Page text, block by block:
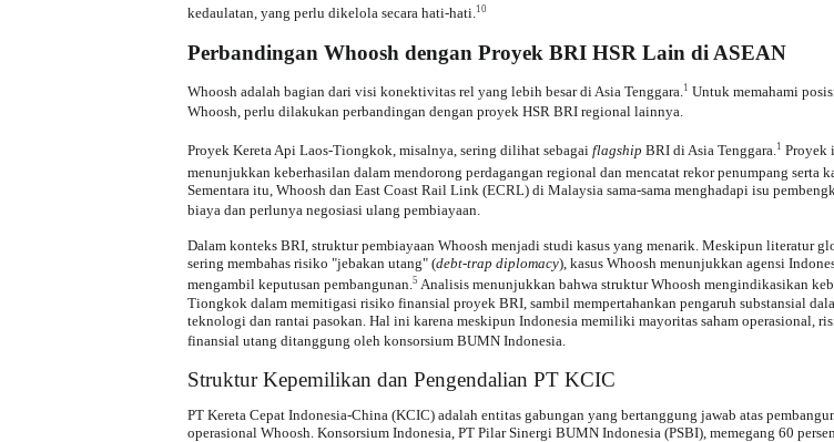
kedaulatan, yang perlu dikelola secara hati-hati.10
Perbandingan Whoosh dengan Proyek BRI HSR Lain di ASEAN
Whoosh adalah bagian dari visi konektivitas rel yang lebih besar di Asia Tenggara.1 Untuk memahami
Whoosh, perlu dilakukan perbandingan dengan proyek HSR BRI regional lainnya.
Proyek Kereta Api Laos-Tiongkok, misalnya, sering dilihat sebagai flagship BRI di Asia Tenggara.1 Proyek
menunjukkan keberhasilan dalam mendorong perdagangan regional dan mencatat rekor penumpang serta
Sementara itu, Whoosh dan East Coast Rail Link (ECRL) di Malaysia sama-sama menghadapi isu
biaya dan perlunya negosiasi ulang pembiayaan.
Dalam konteks BRI, struktur pembiayaan Whoosh menjadi studi kasus yang menarik. Meskipun literatur
sering membahas risiko "jebakan utang" (debt-trap diplomacy), kasus Whoosh menunjukkan agensi
mengambil keputusan pembangunan.5 Analisis menunjukkan bahwa struktur Whoosh mengindikasikan
Tiongkok dalam memitigasi risiko finansial proyek BRI, sambil mempertahankan pengaruh substansial
teknologi dan rantai pasokan. Hal ini karena meskipun Indonesia memiliki mayoritas saham operasional,
finansial utang ditanggung oleh konsorsium BUMN Indonesia.
Struktur Kepemilikan dan Pengendalian PT KCIC
PT Kereta Cepat Indonesia-China (KCIC) adalah entitas gabungan yang bertanggung jawab atas
operasional Whoosh. Konsorsium Indonesia, PT Pilar Sinergi BUMN Indonesia (PSBI), memegang 60 persen